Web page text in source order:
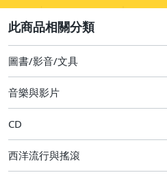
其它
圖書/影音/文具
音樂與影片
CD
西洋流行與搖滾